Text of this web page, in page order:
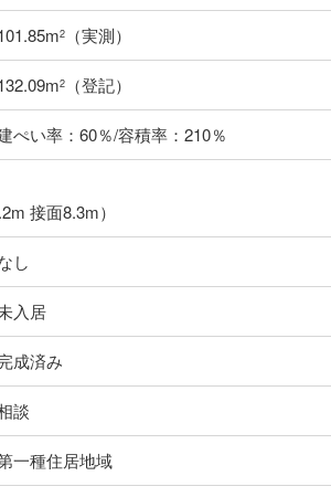
社に購入相談をする 無料
閉じる
2 （実測）
2 （登記）
ぺい率：60％/容積率：210％
接面8.3m）
し
入居
成済み
談
一種住居地域